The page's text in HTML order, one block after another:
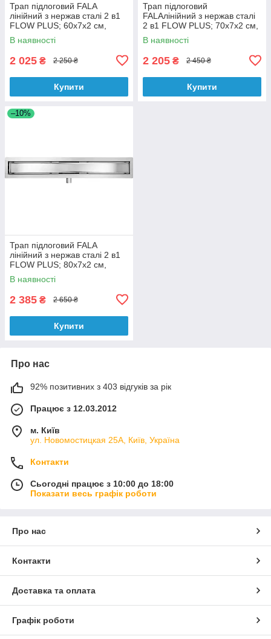
Трап підлоговий FALA
лінійний з нержав сталі 2 в1
FLOW PLUS; 60х7х2 см,
сифон- 52 мм, манжета- 20
мм
В наявності
2 025 ₴ 2 250 ₴
Купити
Трап підлоговий
FALAлінійний з нержав сталі
2 в1 FLOW PLUS; 70х7х2 см,
сифон- 52 мм, манжета- 20
мм
В наявності
2 205 ₴ 2 450 ₴
Купити
–10%
Трап підлоговий FALA
лінійний з нержав сталі 2 в1
FLOW PLUS; 80х7х2 см,
сифон- 52 мм, манжета- 20
мм
В наявності
2 385 ₴ 2 650 ₴
Купити
Про нас
92% позитивних з 403 відгуків за рік
Працює з 12.03.2012
м. Київ
ул. Новомостицкая 25А, Київ, Україна
Контакти
Сьогодні працює з 10:00 до 18:00
Показати весь графік роботи
Про нас
Контакти
Доставка та оплата
Графік роботи